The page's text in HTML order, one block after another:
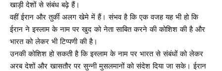
खाड़ी देशों से संबंध बढ़े हैं।
वहीं ईरान और तुर्की अलग खेमे में हैं। संभव है कि एक वजह यह भी हो कि
ईरान ने इस्लाम के नाम पर खुद को नेता साबित करने की कोशिश की है और
भारत को लेकर भी टिप्पणी की है।
उनकी कोशिश हो सकती है कि इस्लाम के नाम पर भारत से संबंधों को लेकर
अरब देशों और खासतौर पर सुन्नी मुसलमानों को संदेश दिया जा सके। ईरान